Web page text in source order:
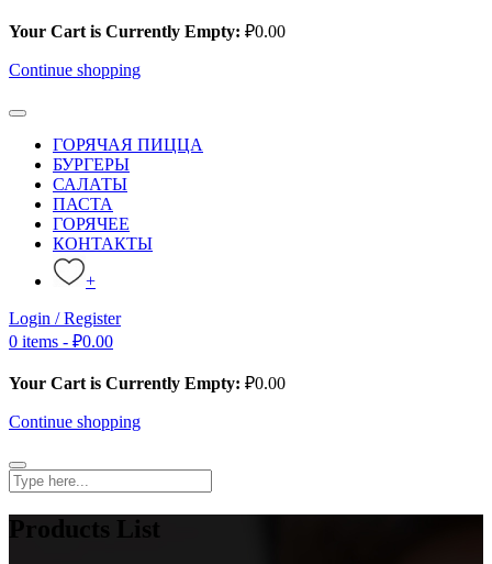
Your Cart is Currently Empty: ₽0.00
Continue shopping
ГОРЯЧАЯ ПИЦЦА
БУРГЕРЫ
САЛАТЫ
ПАСТА
ГОРЯЧЕЕ
КОНТАКТЫ
+
Login / Register
0 items - ₽0.00
Your Cart is Currently Empty: ₽0.00
Continue shopping
Products List